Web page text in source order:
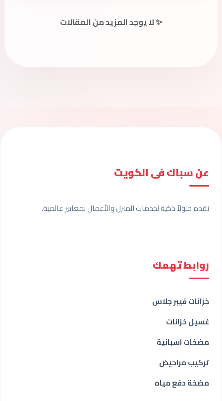
✨ لا يوجد المزيد من المقالات
عن سباك فى الكويت
نقدم حلولاً ذكية لخدمات المنزل والأعمال بمعايير عالمية.
روابط تهمك
خزانات فيبر جلاس
غسيل خزانات
مضخات اسبانية
تركيب مراحيض
مضخة دفع مياه